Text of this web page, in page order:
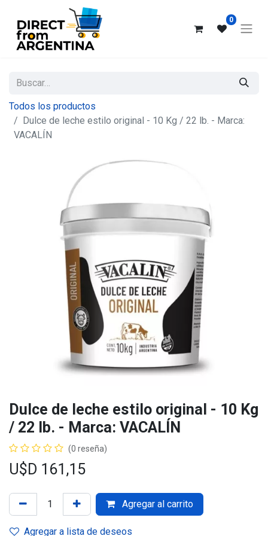
0
Todos los productos
Dulce de leche estilo original - 10 Kg / 22 lb. - Marca:
VACALÍN
Dulce de leche estilo original - 10 Kg
/ 22 lb. - Marca: VACALÍN
(0 reseña)
U$D 161,15
Agregar al carrito
Agregar a lista de deseos